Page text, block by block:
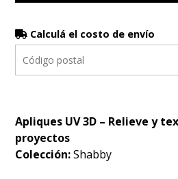
Calculá el costo de envío
Apliques UV 3D – Relieve y
proyectos
Colección:Shabby